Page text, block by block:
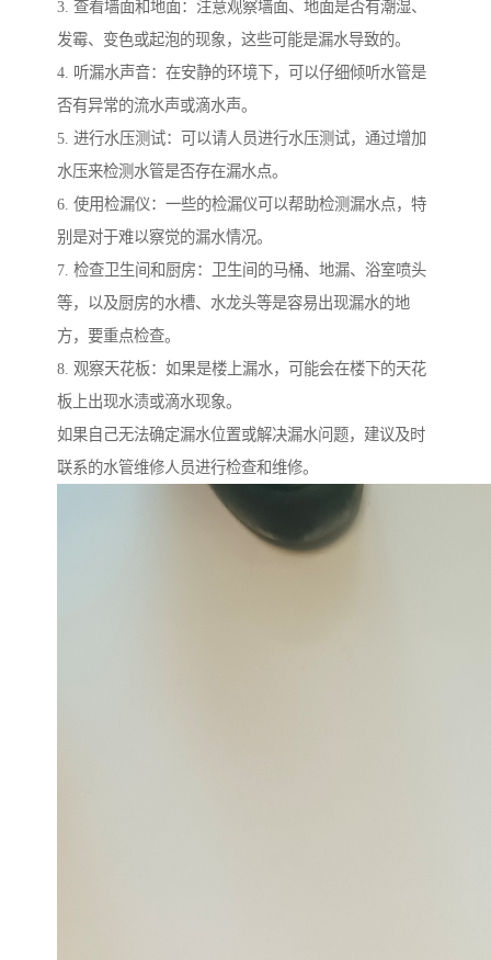
3. 查看墙面和地面：注意观察墙面、地面是否有潮湿、
发霉、变色或起泡的现象，这些可能是漏水导致的。
4. 听漏水声音：在安静的环境下，可以仔细倾听水管是
否有异常的流水声或滴水声。
5. 进行水压测试：可以请人员进行水压测试，通过增加
水压来检测水管是否存在漏水点。
6. 使用检漏仪：一些的检漏仪可以帮助检测漏水点，特
别是对于难以察觉的漏水情况。
7. 检查卫生间和厨房：卫生间的马桶、地漏、浴室喷头
等，以及厨房的水槽、水龙头等是容易出现漏水的地
方，要重点检查。
8. 观察天花板：如果是楼上漏水，可能会在楼下的天花
板上出现水渍或滴水现象。
如果自己无法确定漏水位置或解决漏水问题，建议及时
联系的水管维修人员进行检查和维修。